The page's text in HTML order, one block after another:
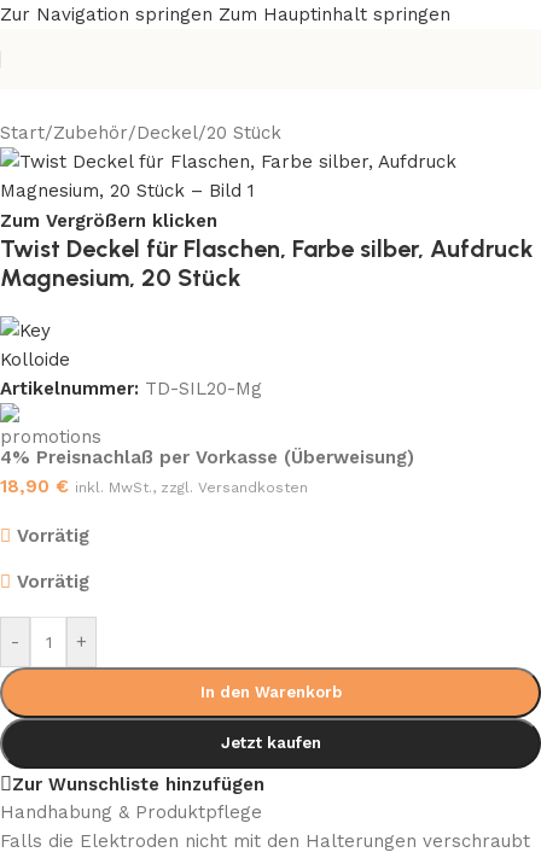
Zur Navigation springen Zum Hauptinhalt springen
Start/Zubehör/Deckel/20 Stück
Zum Vergrößern klicken
Twist Deckel für Flaschen, Farbe silber, Aufdruck
Magnesium, 20 Stück
Artikelnummer: TD-SIL20-Mg
4% Preisnachlaß per Vorkasse (Überweisung)
18,90 € inkl. MwSt., zzgl. Versandkosten
Vorrätig
Vorrätig
- +
In den Warenkorb
Jetzt kaufen
Zur Wunschliste hinzufügen
Handhabung & Produktpflege
Falls die Elektroden nicht mit den Halterungen verschraubt